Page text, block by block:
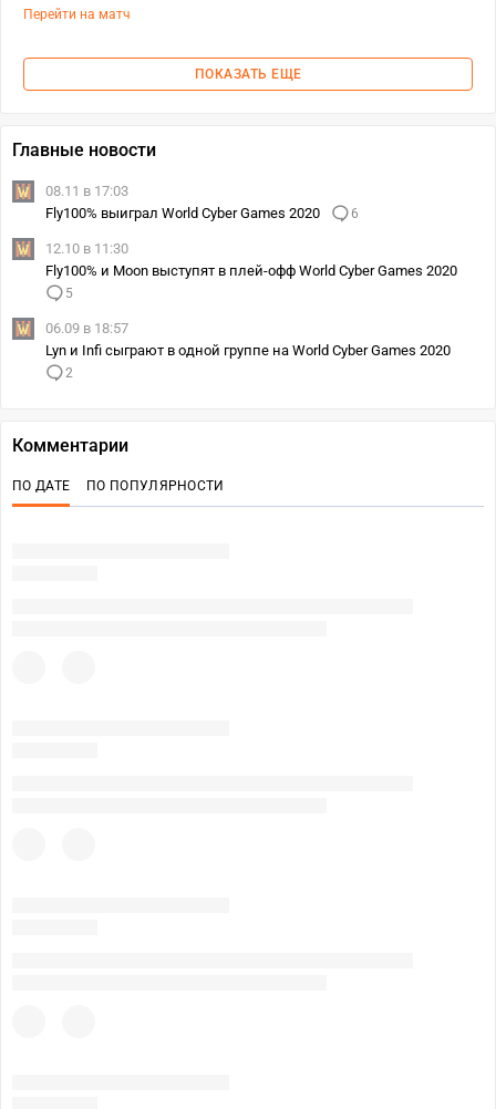
Перейти на матч
ПОКАЗАТЬ ЕЩЕ
Главные новости
08.11 в 17:03
Fly100% выиграл World Cyber Games 2020
6
12.10 в 11:30
Fly100% и Moon выступят в плей-офф World Cyber Games 2020
5
06.09 в 18:57
Lyn и Infi сыграют в одной группе на World Cyber Games 2020
2
Комментарии
ПО ДАТЕ ПО ПОПУЛЯРНОСТИ